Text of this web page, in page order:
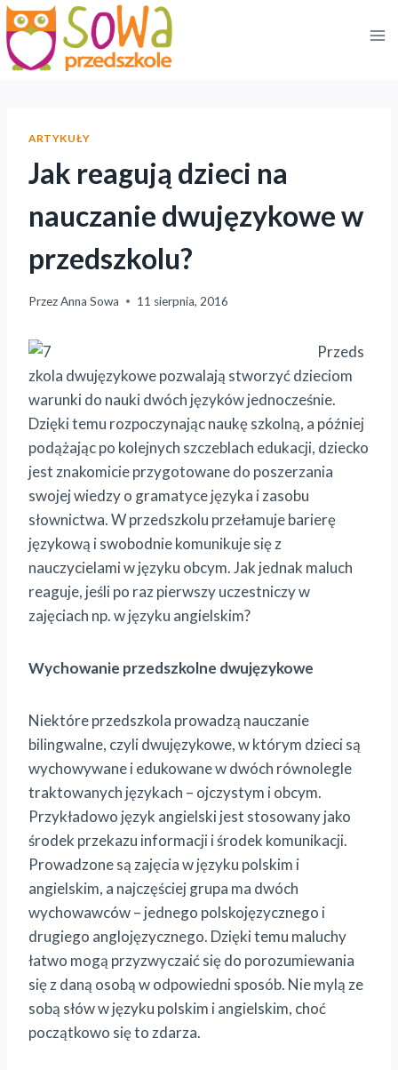
Przejdź
do
treści
ARTYKUŁY
Jak reagują dzieci na
nauczanie dwujęzykowe w
przedszkolu?
PrzezAnna Sowa 11 sierpnia, 2016
Przeds
zkola dwujęzykowe pozwalają stworzyć dzieciom
warunki do nauki dwóch języków jednocześnie.
Dzięki temu rozpoczynając naukę szkolną, a później
podążając po kolejnych szczeblach edukacji, dziecko
jest znakomicie przygotowane do poszerzania
swojej wiedzy o gramatyce języka i zasobu
słownictwa. W przedszkolu przełamuje barierę
językową i swobodnie komunikuje się z
nauczycielami w języku obcym. Jak jednak maluch
reaguje, jeśli po raz pierwszy uczestniczy w
zajęciach np. w języku angielskim?
Wychowanie przedszkolne dwujęzykowe
Niektóre przedszkola prowadzą nauczanie
bilingwalne, czyli dwujęzykowe, w którym dzieci są
wychowywane i edukowane w dwóch równolegle
traktowanych językach – ojczystym i obcym.
Przykładowo język angielski jest stosowany jako
środek przekazu informacji i środek komunikacji.
Prowadzone są zajęcia w języku polskim i
angielskim, a najczęściej grupa ma dwóch
wychowawców – jednego polskojęzycznego i
drugiego anglojęzycznego. Dzięki temu maluchy
łatwo mogą przyzwyczaić się do porozumiewania
się z daną osobą w odpowiedni sposób. Nie mylą ze
sobą słów w języku polskim i angielskim, choć
początkowo się to zdarza.